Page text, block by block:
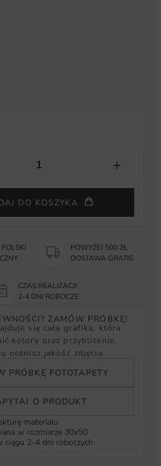
DO KOSZYKA
POWYŻEJ 500 ZŁ
DOSTAWA GRATIS
CZAS REALIZACJI
2-4 DNI ROBOCZE
ZAMÓW PRÓBKĘ!
się cała grafika, która
kolory oraz przybliżenie,
ocenisz jakość zdjęcia.
PRÓBKĘ FOTOTAPETY
O PRODUKT
materiału
w rozmiarze 30x50
ciągu 2-4 dni roboczych